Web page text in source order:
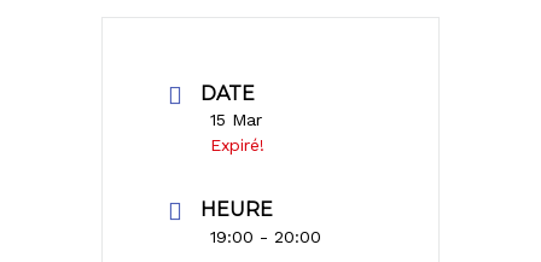
DATE
15 Mar
Expiré!
HEURE
19:00 - 20:00